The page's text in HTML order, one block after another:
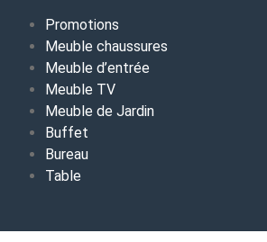
Promotions
Meuble chaussures
Meuble d’entrée
Meuble TV
Meuble de Jardin
Buffet
Bureau
Table